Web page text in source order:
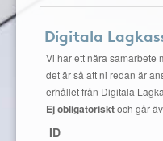
Digitala
Vi har ett nära samarbete
det är så att ni redan är
erhållet från Digitala
Ej obligatorisktoch går
ID